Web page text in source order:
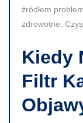
źródłem
zdrowotne.
Kiedy
Filtr